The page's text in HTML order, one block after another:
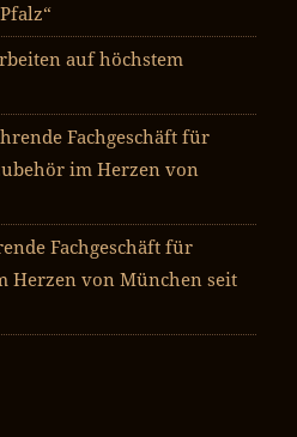
auf höchstem
Fachgeschäft für
im Herzen von
Fachgeschäft für
Herzen von München seit